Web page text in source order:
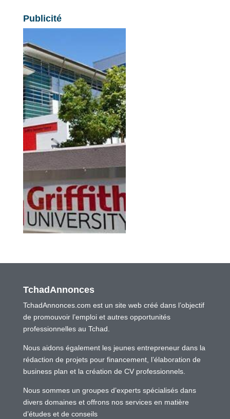
Publicité
TchadAnnonces
TchadAnnonces.com est un site web créé dans l’objectif
de promouvoir l’emploi et autres opportunités
professionnelles au Tchad.
Nous aidons également les jeunes entrepreneur dans la
rédaction de projets pour financement, l’élaboration de
business plan et la création de CV professionnels.
Nous sommes un groupes d’experts spécialisés dans
divers domaines et offrons nos services en matière
d’études et de conseils